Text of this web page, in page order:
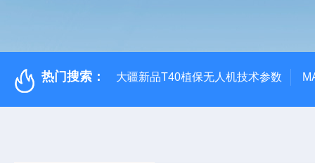
热门搜索： 大疆新品T40植保无人机技术参数